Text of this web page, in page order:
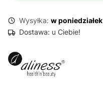
Wysyłka: w poniedziałek
Dostawa: u Ciebie!